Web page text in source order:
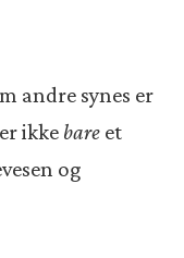
andre synes er
ikke bare et
og